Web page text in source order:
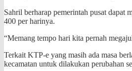
Sahril berharap pemerintah pusat dapat
400 per harinya.
“Memang tempo hari kita pernah
Terkait KTP-e yang masih ada masa
kecamatan untuk dilakukan perubahan